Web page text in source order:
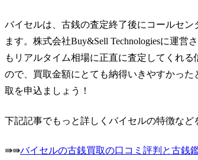
バイセルは、古銭の査定終了後にコールセ
ます。株式会社Buy&Sell Technologiesに運
もリアルタイム相場に正直に査定してくれ
ので、買取金額にとても納得いきやすかっ
取を申込ましょう！
下記記事でもっと詳しくバイセルの特徴など
⇛⇛バイセルの古銭買取の口コミ評判と古銭